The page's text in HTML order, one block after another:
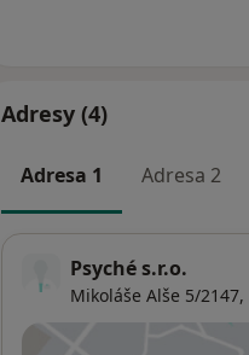
Adresy (4)
Adresa 1 Adresa 2
Psyché s.r.o.
Mikoláše Alše 5/2147,